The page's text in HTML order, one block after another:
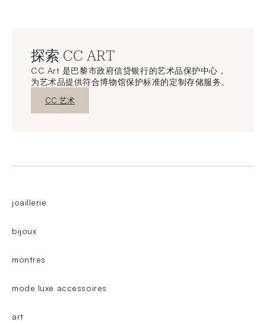
探索 CC ART
CC Art 是巴黎市政府信贷银行的艺术品保护中心，
为艺术品提供符合博物馆保护标准的定制存储服务。
新窗口发现
CC 艺术
joaillerie
bijoux
montres
mode luxe accessoires
art